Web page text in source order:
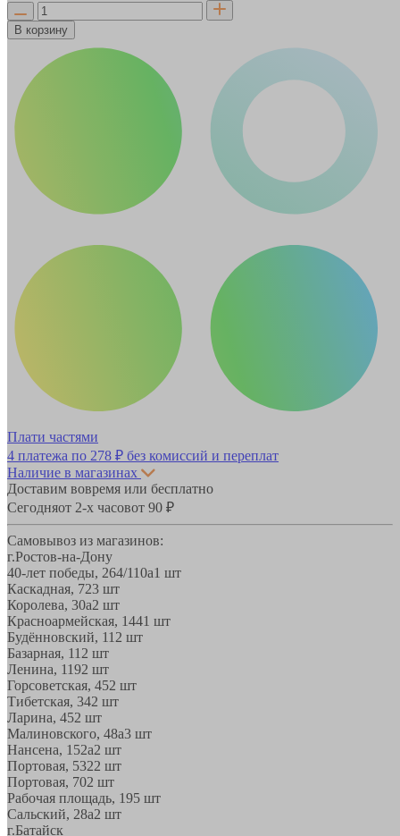
В корзину
Плати частями
4 платежа по 278 ₽ без комиссий и переплат
Наличие в магазинах
Доставим вовремя или бесплатно
Сегодняот 2-х часовот 90 ₽
Самовывоз из магазинов:
г.Ростов-на-Дону
40-лет победы, 264/110а1 шт
Каскадная, 723 шт
Королева, 30а2 шт
Красноармейская, 1441 шт
Будённовский, 11 2 шт
Базарная, 11 2 шт
Ленина, 1192 шт
Горсоветская, 452 шт
Тибетская, 342 шт
Ларина, 452 шт
Малиновского, 48а3 шт
Нансена, 152а2 шт
Портовая, 5322 шт
Портовая, 702 шт
Рабочая площадь, 195 шт
Сальский, 28a2 шт
г.Батайск